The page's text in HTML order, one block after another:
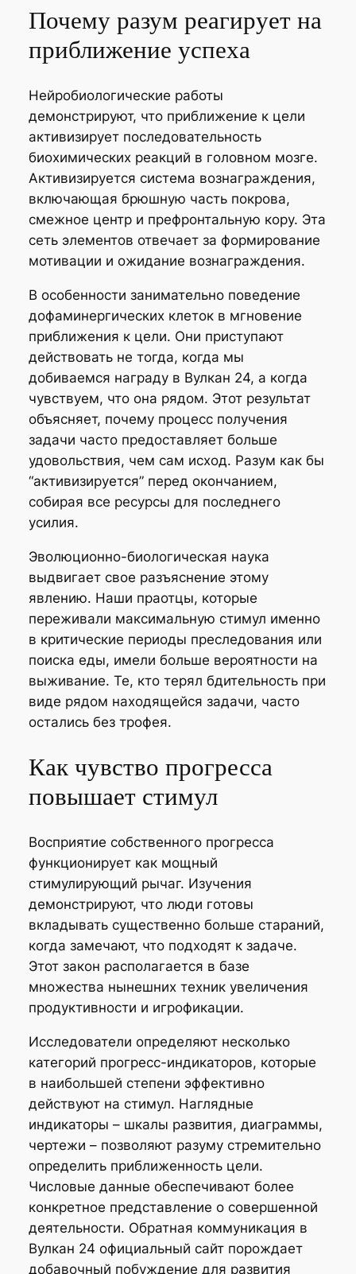
Почему разум реагирует на
приближение успеха
Нейробиологические работы
демонстрируют, что приближение к цели
активизирует последовательность
биохимических реакций в головном мозге.
Активизируется система вознаграждения,
включающая брюшную часть покрова,
смежное центр и префронтальную кору. Эта
сеть элементов отвечает за формирование
мотивации и ожидание вознаграждения.
В особенности занимательно поведение
дофаминергических клеток в мгновение
приближения к цели. Они приступают
действовать не тогда, когда мы
добиваемся награду в Вулкан 24, а когда
чувствуем, что она рядом. Этот результат
объясняет, почему процесс получения
задачи часто предоставляет больше
удовольствия, чем сам исход. Разум как бы
“активизируется” перед окончанием,
собирая все ресурсы для последнего
усилия.
Эволюционно-биологическая наука
выдвигает свое разъяснение этому
явлению. Наши праотцы, которые
переживали максимальную стимул именно
в критические периоды преследования или
поиска еды, имели больше вероятности на
выживание. Те, кто терял бдительность при
виде рядом находящейся задачи, часто
остались без трофея.
Как чувство прогресса
повышает стимул
Восприятие собственного прогресса
функционирует как мощный
стимулирующий рычаг. Изучения
демонстрируют, что люди готовы
вкладывать существенно больше стараний,
когда замечают, что подходят к задаче.
Этот закон располагается в базе
множества нынешних техник увеличения
продуктивности и игрофикации.
Исследователи определяют несколько
категорий прогресс-индикаторов, которые
в наибольшей степени эффективно
действуют на стимул. Наглядные
индикаторы – шкалы развития, диаграммы,
чертежи – позволяют разуму стремительно
определить приближенность цели.
Числовые данные обеспечивают более
конкретное представление о совершенной
деятельности. Обратная коммуникация в
Вулкан 24 официальный сайт порождает
добавочный побуждение для развития